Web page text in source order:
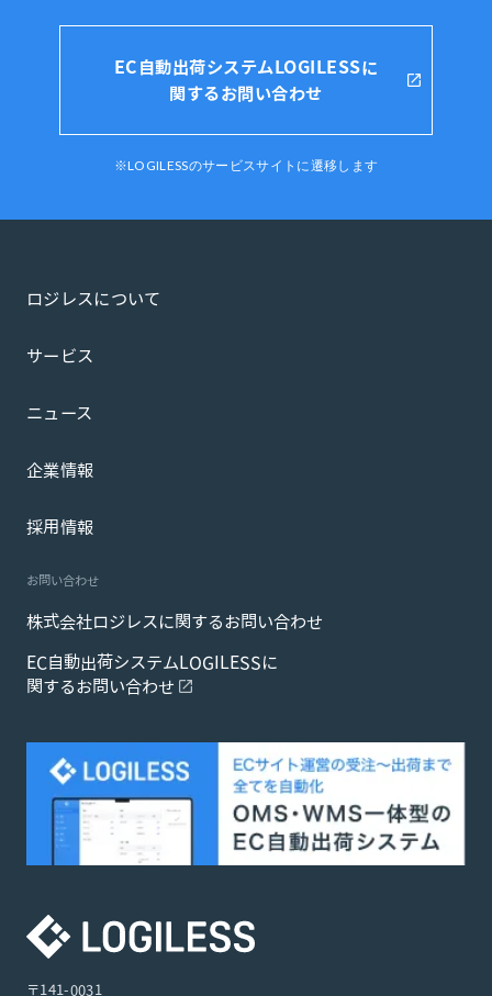
EC自動出荷システムLOGILESSに
関するお問い合わせ
※LOGILESSのサービスサイトに遷移します
〒141-0031
ロジレスについて
サービス
ニュース
企業情報
採用情報
お問い合わせ
株式会社ロジレスに関するお問い合わせ
EC自動出荷システムLOGILESSに
関するお問い合わせ